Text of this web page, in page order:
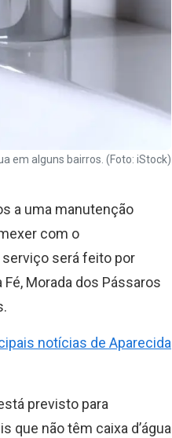
em alguns bairros. (Foto: iStock)
a uma manutenção
com o
serviço será feito por
Morada dos Pássaros
notícias de Aparecida
previsto para
que não têm caixa d’água